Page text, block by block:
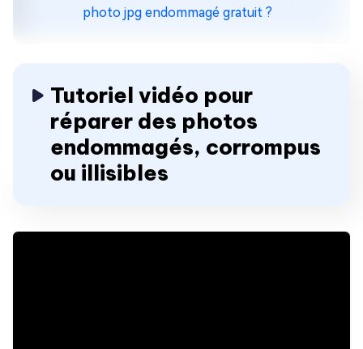
photo jpg endommagé gratuit ?
Tutoriel vidéo pour
réparer des photos
endommagés, corrompus
ou illisibles